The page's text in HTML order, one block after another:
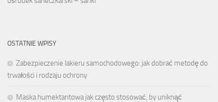
OSTATNIE WPISY
Zabezpieczenie lakieru samochodowego: jak dobrać metodę do
trwałości i rodzaju ochrony
Maska humektantowa jak często stosować, by uniknąć